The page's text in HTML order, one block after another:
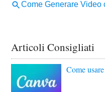
Articoli Consigliati
Come